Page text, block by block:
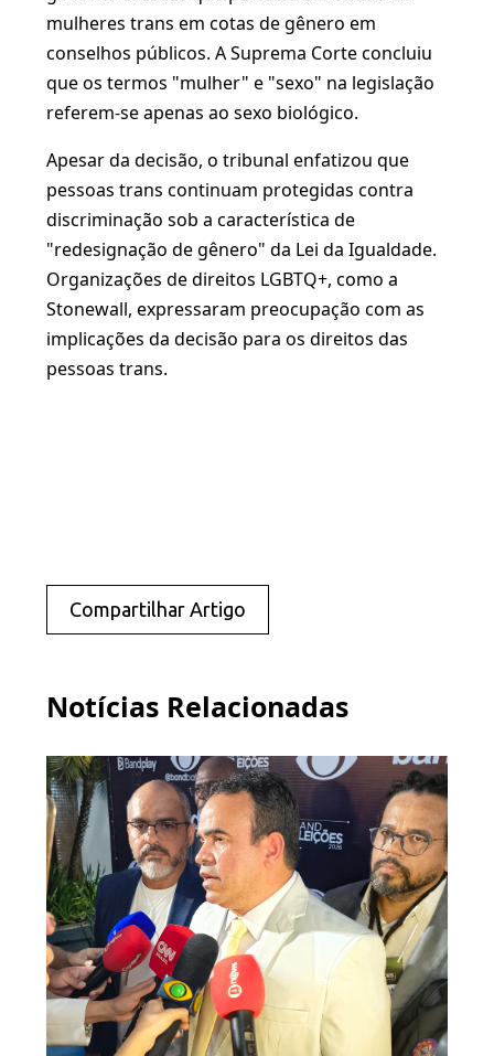
mulheres trans em cotas de gênero em
conselhos públicos. A Suprema Corte concluiu
que os termos "mulher" e "sexo" na legislação
referem-se apenas ao sexo biológico. ​
Apesar da decisão, o tribunal enfatizou que
pessoas trans continuam protegidas contra
discriminação sob a característica de
"redesignação de gênero" da Lei da Igualdade.
Organizações de direitos LGBTQ+, como a
Stonewall, expressaram preocupação com as
implicações da decisão para os direitos das
pessoas trans. ​
Compartilhar Artigo
Notícias Relacionadas